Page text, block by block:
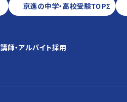
京進の中学・高校受験TOPΣ
講師・アルバイト採用